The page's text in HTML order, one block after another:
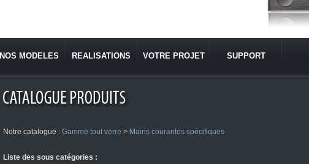
NOS MODELES REALISATIONS VOTRE PROJET SUPPORT
Notre catalogue : Gamme tout verre > Mains courantes spécifiques
Liste des sous catégories :